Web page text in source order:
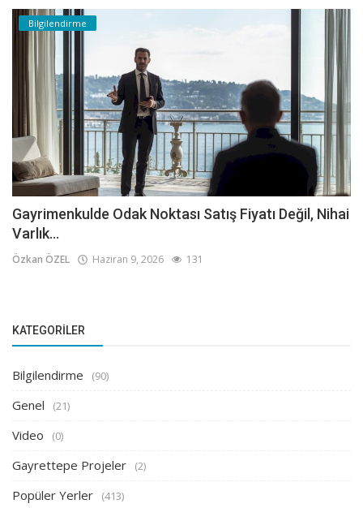
Bilgilendirme
Gayrimenkulde Odak Noktası Satış Fiyatı Değil, Nihai
Varlık...
Özkan ÖZEL Haziran 9, 2026 131
KATEGORILER
Bilgilendirme (90)
Genel (21)
Video (0)
Gayrettepe Projeler (2)
Popüler Yerler (413)